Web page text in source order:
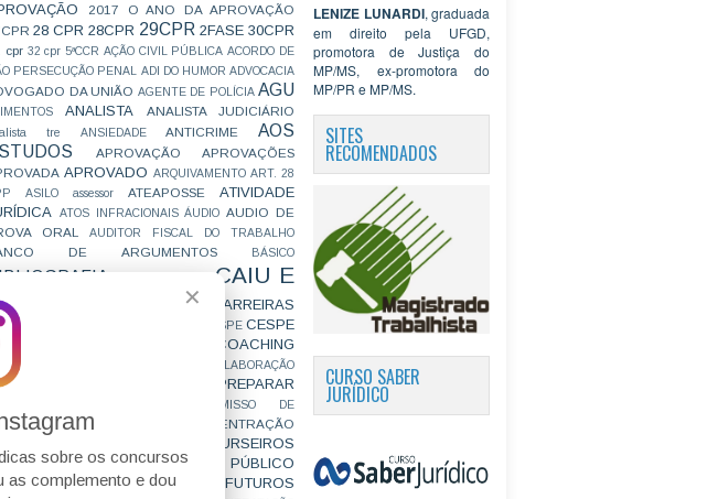
✕
sobre os concursos
as complemento e dou
2017 O ANO DA APROVAÇÃO
28 CPR 28CPR 29CPR 2FASE 30CPR
cpr 32 cpr 5ªCCR AÇÃO CIVIL PÚBLICA ACORDO DE
PERSECUÇÃO PENAL
ADI DO HUMOR ADVOCACIA
DA UNIÃO AGENTE DE POLÍCIA AGU
ANALISTA ANALISTA JUDICIÁRIO
tre ANSIEDADE ANTICRIME
AOS
APROVAÇÃO
APROVAÇÕES
APROVADO ARQUIVAMENTO ART. 28
ASILO assessor ATEAPOSSE
ATIVIDADE
ATOS INFRACIONAIS ÁUDIO AUDIO DE
ORAL
AUDITOR FISCAL DO TRABALHO
DE ARGUMENTOS BÁSICO
CAIU E
CAIR
CARREIRAS
CARREIRAS
CEBRASPE CESPE
COACHING
DE TRÂNSITO BRASILEIRO
COLABORAÇÃO
À CORRUPÇÃO
COMO SE PREPARAR
COMPROMISSO DE
DE CONDUTA
CONCENTRAÇÃO
CONCURSEIROS
CONCURSO PÚBLICO
CONCURSOS FUTUROS
LENIZE LUNARDI, graduada
em direito pela UFGD,
promotora de Justiça do
MP/MS, ex-promotora do
MP/PR e MP/MS.
SITES
RECOMENDADOS
CURSO SABER
JURÍDICO